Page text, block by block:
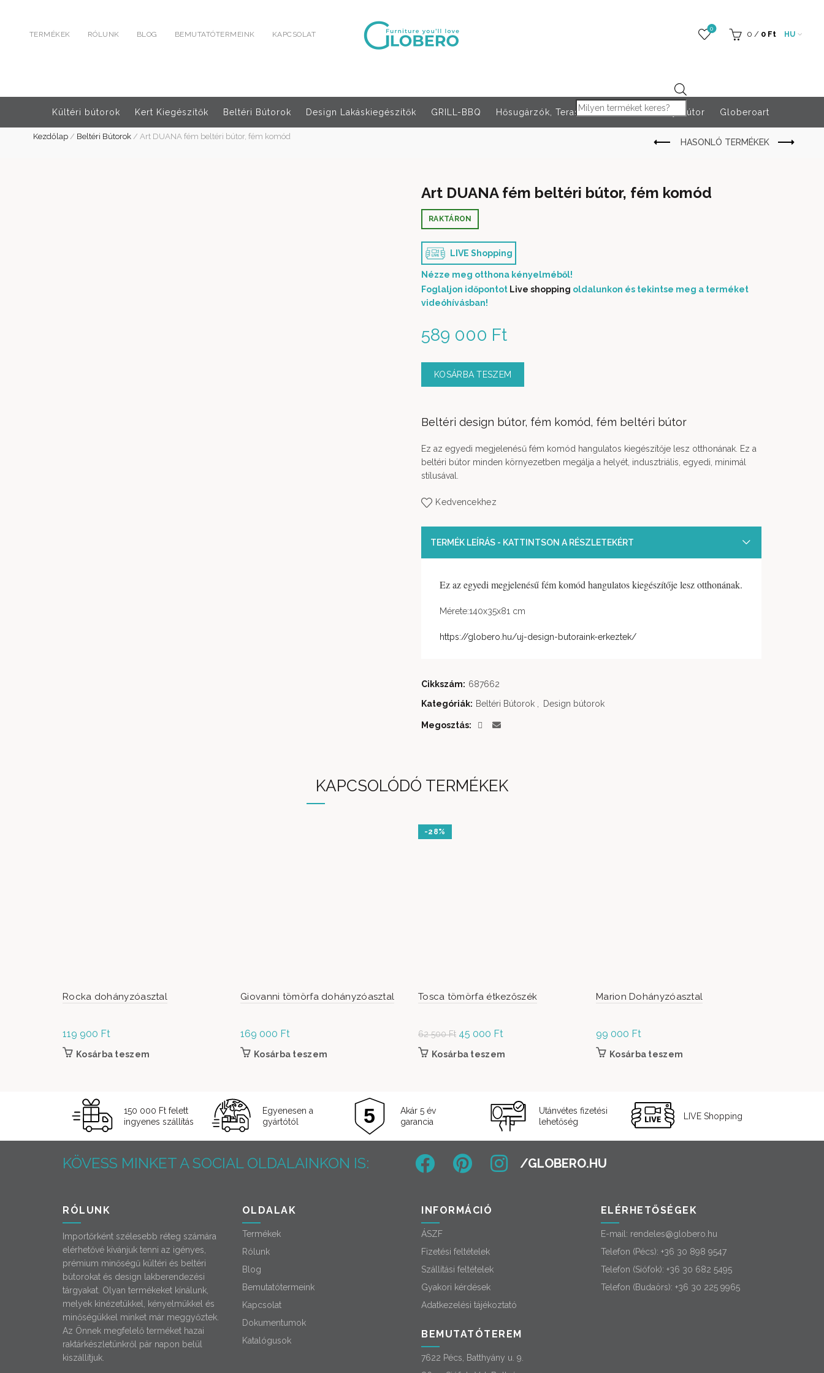
TERMÉKEK RÓLUNK BLOG BEMUTATÓTERMEINK KAPCSOLAT
Products search
0
0 / 0 Ft HU
Kültéri bútorok Kert Kiegészítők Beltéri Bútorok Design Lakáskiegészítők GRILL-BBQ Hősugárzók, Teraszfűtés Rendezvény bútor Globeroart
Kezdőlap/ Beltéri Bútorok/ Art DUANA fém beltéri bútor, fém komód
Art DUANA fém beltéri bútor, fém komód
589 000 Ft
RAKTÁRON
LIVE Shopping
Nézze meg otthona kényelméből!
Foglaljon időpontot Live shopping oldalunkon és tekintse meg a terméket
videóhívásban!
KOSÁRBA TESZEM
Beltéri design bútor, fém komód, fém beltéri bútor
Ez az egyedi megjelenésű fém komód hangulatos kiegészítője lesz otthonának. Ez a
beltéri bútor minden környezetben megálja a helyét, indusztriális, egyedi, minimál
stílusával.
Kedvencekhez
TERMÉK LEÍRÁS - KATTINTSON A RÉSZLETEKÉRT
Ez az egyedi megjelenésű fém komód hangulatos kiegészítője lesz otthonának.
Mérete:140x35x81 cm
https://globero.hu/uj-design-butoraink-erkeztek/
Cikkszám: 687662
Kategóriák: Beltéri Bútorok Design bútorok
Megosztás
KAPCSOLÓDÓ TERMÉKEK
Rocka dohányzóasztal
119 900 Ft
Kosárba teszem
Giovanni tömörfa dohányzóasztal
169 000 Ft
Kosárba teszem
-28%
Tosca tömörfa étkezőszék
62 500Ft Original
price was:
45 000 Ft
Kosárba teszem
Marion Dohányzóasztal
99 000 Ft
Kosárba teszem
150 000 Ft felett
ingyenes szállítás
Egyenesen a
gyártótól
Akár 5 év
garancia
Utánvétes fizetési
lehetőség
LIVE Shopping
KÖVESS MINKET A SOCIAL OLDALAINKON IS:
RÓLUNK
Importőrként szélesebb réteg számára
elérhetővé kívánjuk tenni az igényes,
prémium minőségű kültéri és beltéri
bútorokat és design lakberendezési
tárgyakat. Olyan termékeket kínálunk,
melyek kinézetükkel, kényelmükkel és
minőségükkel minket már meggyőztek.
Az Önnek megfelelő terméket hazai
raktárkészletünkről pár napon belül
kiszállítjuk.
OLDALAK
Termékek
Rólunk
Blog
Bemutatótermeink
Kapcsolat
Dokumentumok
Katalógusok
INFORMÁCIÓ
ÁSZF
Fizetési feltételek
Szállítási feltételek
Gyakori kérdések
Adatkezelési tájékoztató
BEMUTATÓTEREM
7622 Pécs, Batthyány u. 9.
ELÉRHETŐSÉGEK
E-mail: rendeles@globero.hu
Telefon (Pécs): +36 30 898 9547
Telefon (Siófok): +36 30 682 5495
Telefon (Budaörs): +36 30 225 9965